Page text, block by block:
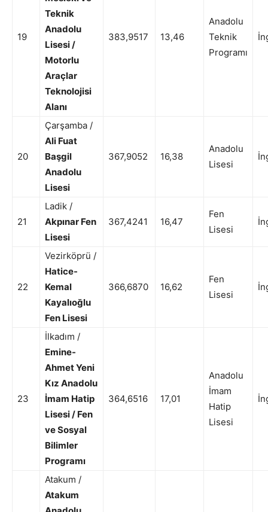
19
Teknik
Anadolu
Lisesi /
Motorlu
Araçlar
Teknolojisi
Alanı
383,9517 13,46
Anadolu
Teknik
Programı
20
Çarşamba /
Ali Fuat
Başgil
Anadolu
Lisesi
367,9052 16,38
Anadolu
Lisesi
21
Ladik /
Akpınar Fen
Lisesi
367,4241 16,47
Fen
Lisesi
22
Vezirköprü /
Hatice-
Kemal
Kayalıoğlu
Fen Lisesi
366,6870 16,62
Fen
Lisesi
23
İlkadım /
Emine-
Ahmet Yeni
Kız Anadolu
İmam Hatip
Lisesi / Fen
ve Sosyal
Bilimler
Programı
364,6516 17,01
Anadolu
İmam
Hatip
Lisesi
Atakum /
Atakum